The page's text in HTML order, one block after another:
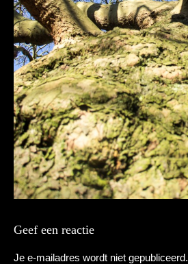
Geef een reactie
Je e-mailadres wordt niet gepubliceerd.